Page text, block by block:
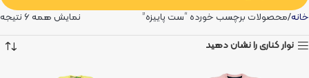
خانه محصولات برچسب خورده “ست پاییزه”
نمایش همه 6 نتیجه
نوار کناری را نشان دهید